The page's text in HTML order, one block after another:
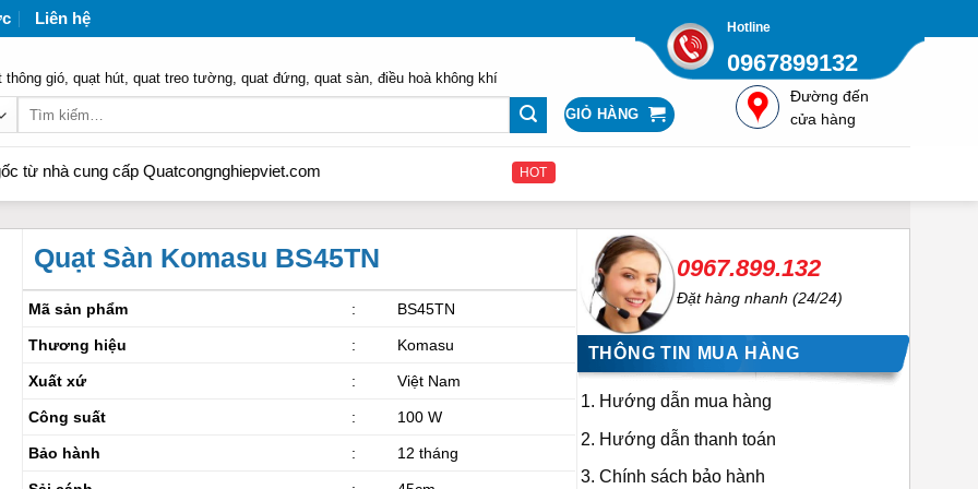
Liên hệ Hotline
0967899132
thông gió, quạt hút, quat treo tường, quat đứng, quat sàn, điều hoà không khí
GIỎ HÀNG
Đường đến
cửa hàng
cấp Quatcongnghiepviet.com HOT
Quạt Sàn Komasu BS45TN
Mã sản phẩm : BS45TN
Thương hiệu : Komasu
Xuất xứ : Việt Nam
Công suất : 100 W
Bảo hành : 12 tháng
0967.899.132
Đặt hàng nhanh (24/24)
THÔNG TIN MUA HÀNG
Hướng dẫn mua hàng
Hướng dẫn thanh toán
Chính sách bảo hành